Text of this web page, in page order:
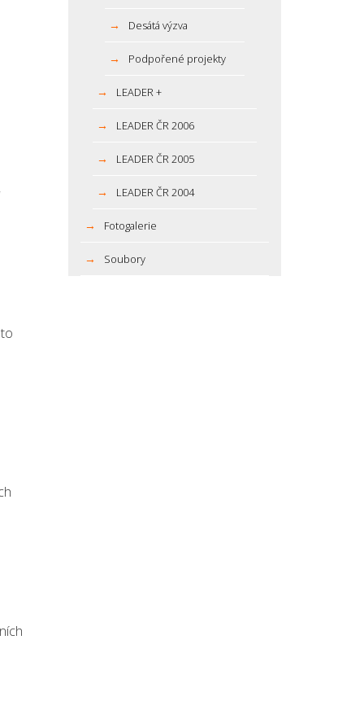
Desátá výzva
Podpořené projekty
LEADER +
LEADER ČR 2006
LEADER ČR 2005
LEADER ČR 2004
Fotogalerie
Soubory